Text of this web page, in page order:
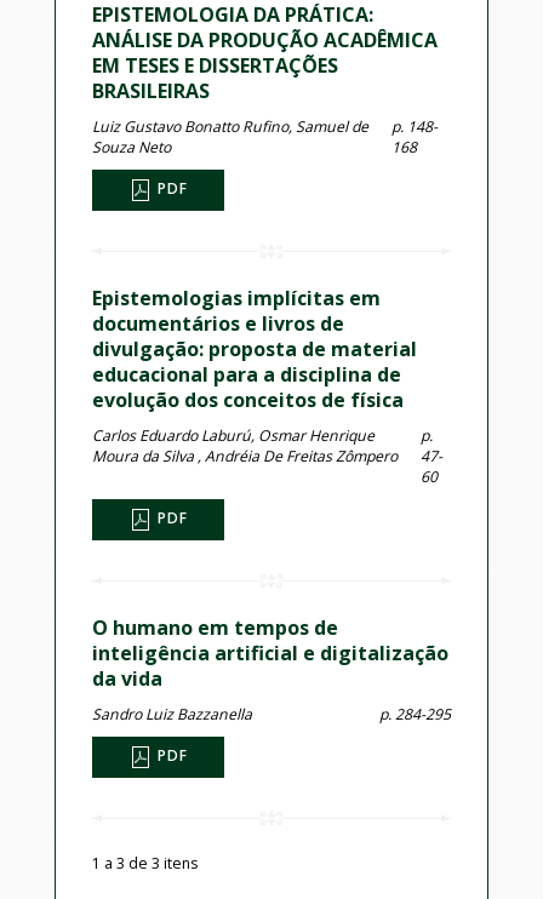
EPISTEMOLOGIA DA PRÁTICA:
ANÁLISE DA PRODUÇÃO ACADÊMICA
EM TESES E DISSERTAÇÕES
BRASILEIRAS
Luiz Gustavo Bonatto Rufino, Samuel de
Souza Neto
p. 148-
168
PDF
Epistemologias implícitas em
documentários e livros de
divulgação: proposta de material
educacional para a disciplina de
evolução dos conceitos de física
Carlos Eduardo Laburú, Osmar Henrique
Moura da Silva , Andréia De Freitas Zômpero
p.
47-
60
PDF
O humano em tempos de
inteligência artificial e digitalização
da vida
Sandro Luiz Bazzanella p. 284-295
PDF
1 a 3 de 3 itens